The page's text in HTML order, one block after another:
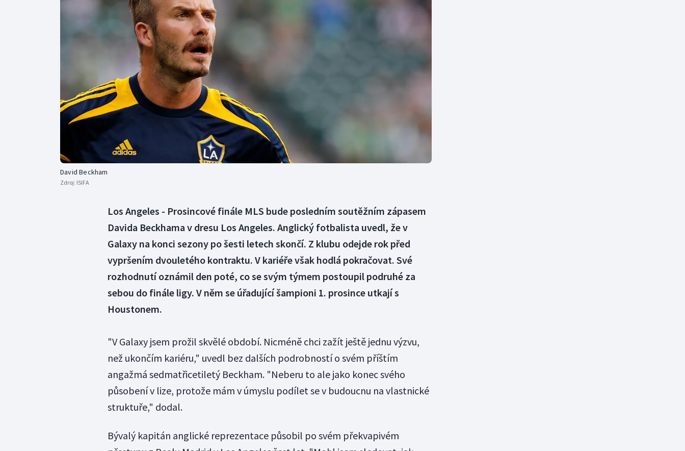
Curling
Dostihy
Florbal
Futsal
Gymnastika Plážový volejbal
David Beckham
Zdroj: ISIFA
Los Angeles - Prosincové finále MLS bude posledním soutěžním zápasem
Davida Beckhama v dresu Los Angeles. Anglický fotbalista uvedl, že v
Galaxy na konci sezony po šesti letech skončí. Z klubu odejde rok před
vypršením dvouletého kontraktu. V kariéře však hodlá pokračovat. Své
rozhodnutí oznámil den poté, co se svým týmem postoupil podruhé za
sebou do finále ligy. V něm se úřadující šampioni 1. prosince utkají s
Houstonem.
"V Galaxy jsem prožil skvělé období. Nicméně chci zažít ještě jednu výzvu,
než ukončím kariéru," uvedl bez dalších podrobností o svém příštím
angažmá sedmatřicetiletý Beckham. "Neberu to ale jako konec svého
působení v lize, protože mám v úmyslu podílet se v budoucnu na vlastnické
struktuře," dodal.
Bývalý kapitán anglické reprezentace působil po svém překvapivém